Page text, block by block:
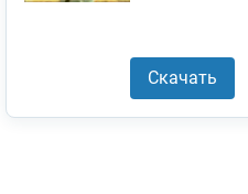
Скачать